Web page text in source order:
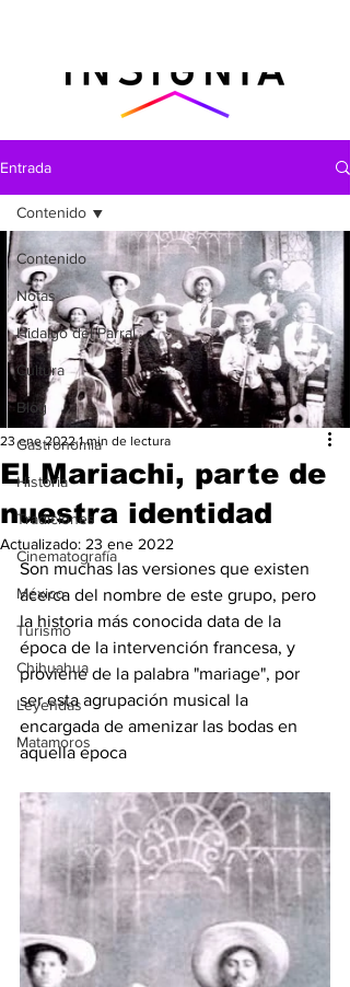
Entrada
Contenido
Notas
Hidalgo del Parral
Cultura
Blog
Gastronomìa
Historia
Tradiciones
Cinematografía
México
Turismo
Chihuahua
Leyendas
Matamoros
Contenido
El Mariachi, parte de
nuestra identidad
23 ene 2022 1 min de lectura
Actualizado: 23 ene 2022
Son muchas las versiones que existen
acerca del nombre de este grupo, pero
la historia más conocida data de la
época de la intervención francesa, y
proviene de la palabra "mariage", por
ser esta agrupación musical la
encargada de amenizar las bodas en
aquella epoca